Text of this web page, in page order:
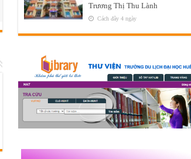
Trương Thị Thu Lành
Cách đây 4 ngày